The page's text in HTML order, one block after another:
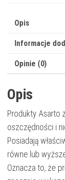
10000
black
|
bez
chipa
Opis
Informacje
Opinie (0)
Opis
Produkty Asarto
oszczędności i
Posiadają
równe lub
Oznacza to, że